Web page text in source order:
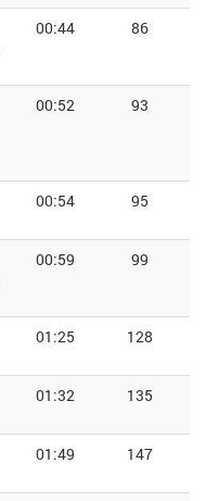
00:44 86
00:52 93
00:54 95
00:59 99
01:25 128
01:32 135
01:49 147